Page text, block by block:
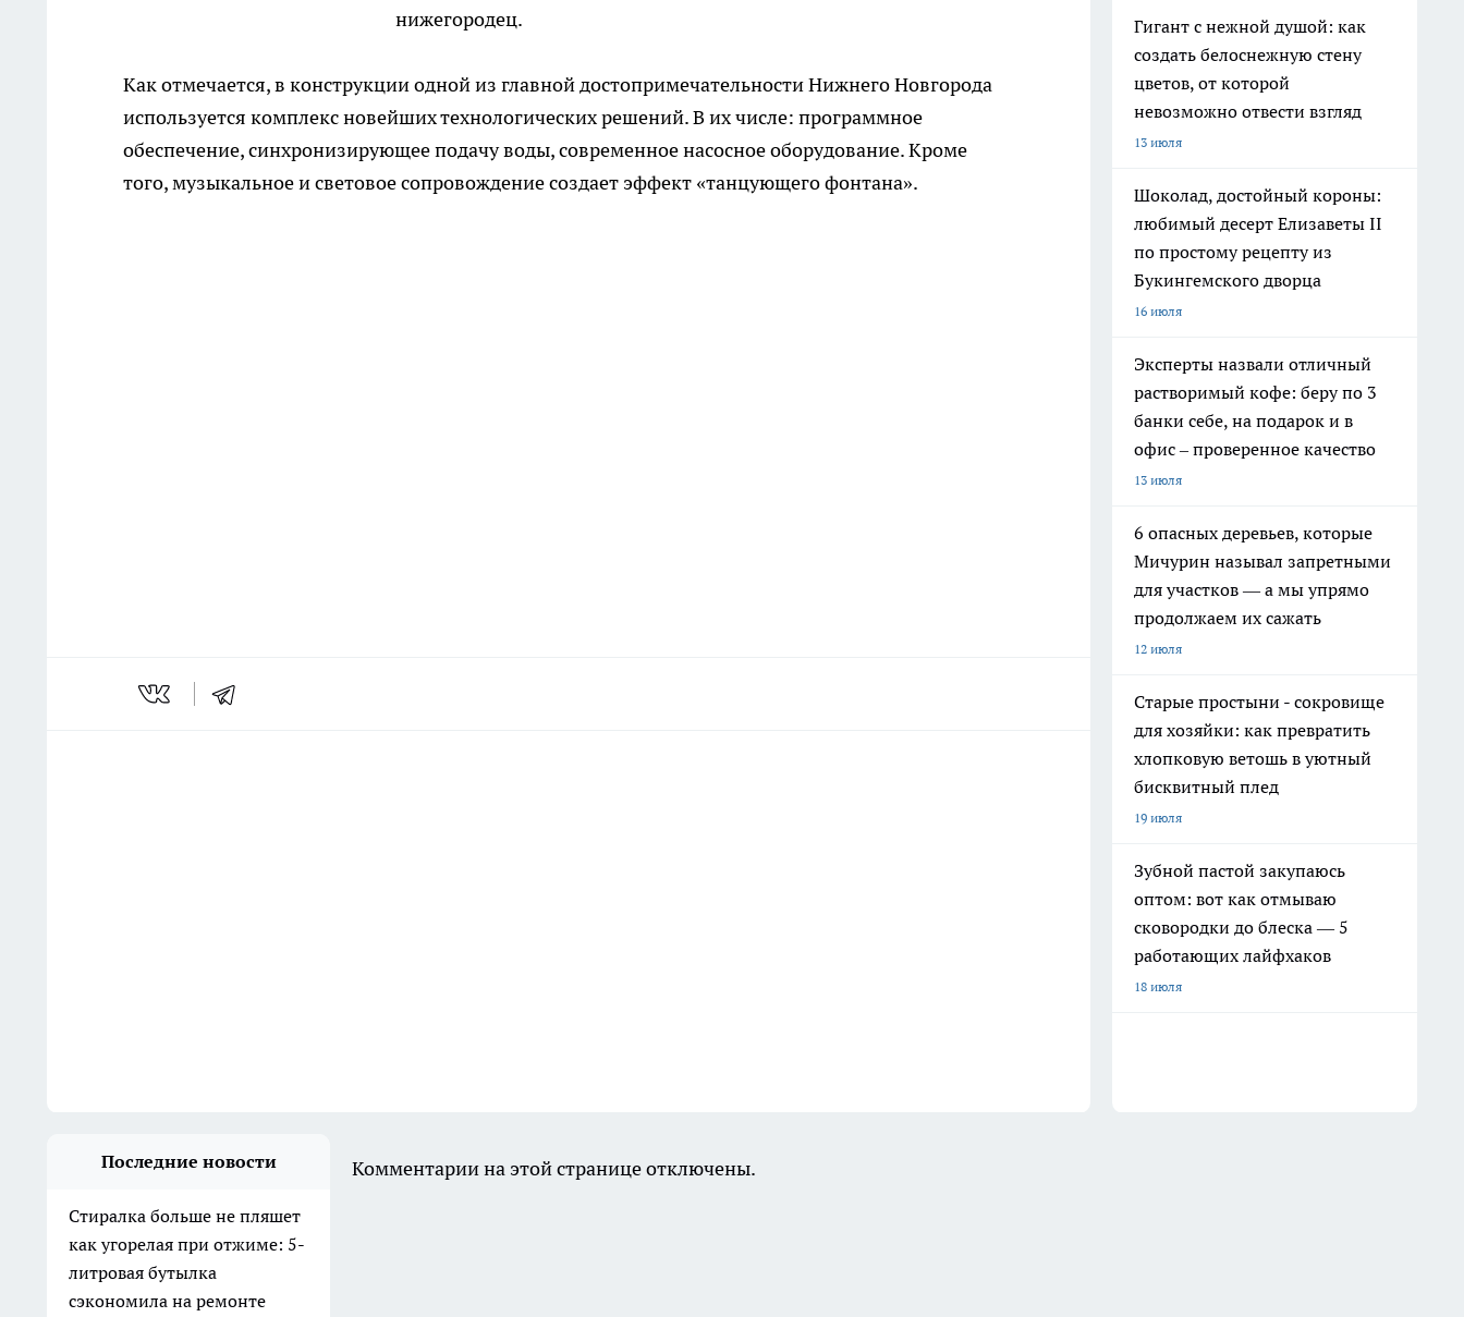
нижегородец.
Как отмечается, в конструкции одной из главной достопримечательности Нижнего Новгорода
используется комплекс новейших технологических решений. В их числе: программное
обеспечение, синхронизирующее подачу воды, современное насосное оборудование. Кроме
того, музыкальное и световое сопровождение создает эффект «танцующего фонтана».
Гигант с нежной душой: как
создать белоснежную стену
цветов, от которой
невозможно отвести взгляд
13 июля
Шоколад, достойный короны:
любимый десерт Елизаветы II
по простому рецепту из
Букингемского дворца
16 июля
Эксперты назвали отличный
растворимый кофе: беру по 3
банки себе, на подарок и в
офис – проверенное качество
13 июля
6 опасных деревьев, которые
Мичурин называл запретными
для участков — а мы упрямо
продолжаем их сажать
12 июля
Старые простыни - сокровище
для хозяйки: как превратить
хлопковую ветошь в уютный
бисквитный плед
19 июля
Зубной пастой закупаюсь
оптом: вот как отмываю
сковородки до блеска — 5
работающих лайфхаков
18 июля
Последние новости
Стиралка больше не пляшет
как угорелая при отжиме: 5-
литровая бутылка
сэкономила на ремонте
Комментарии на этой странице отключены.